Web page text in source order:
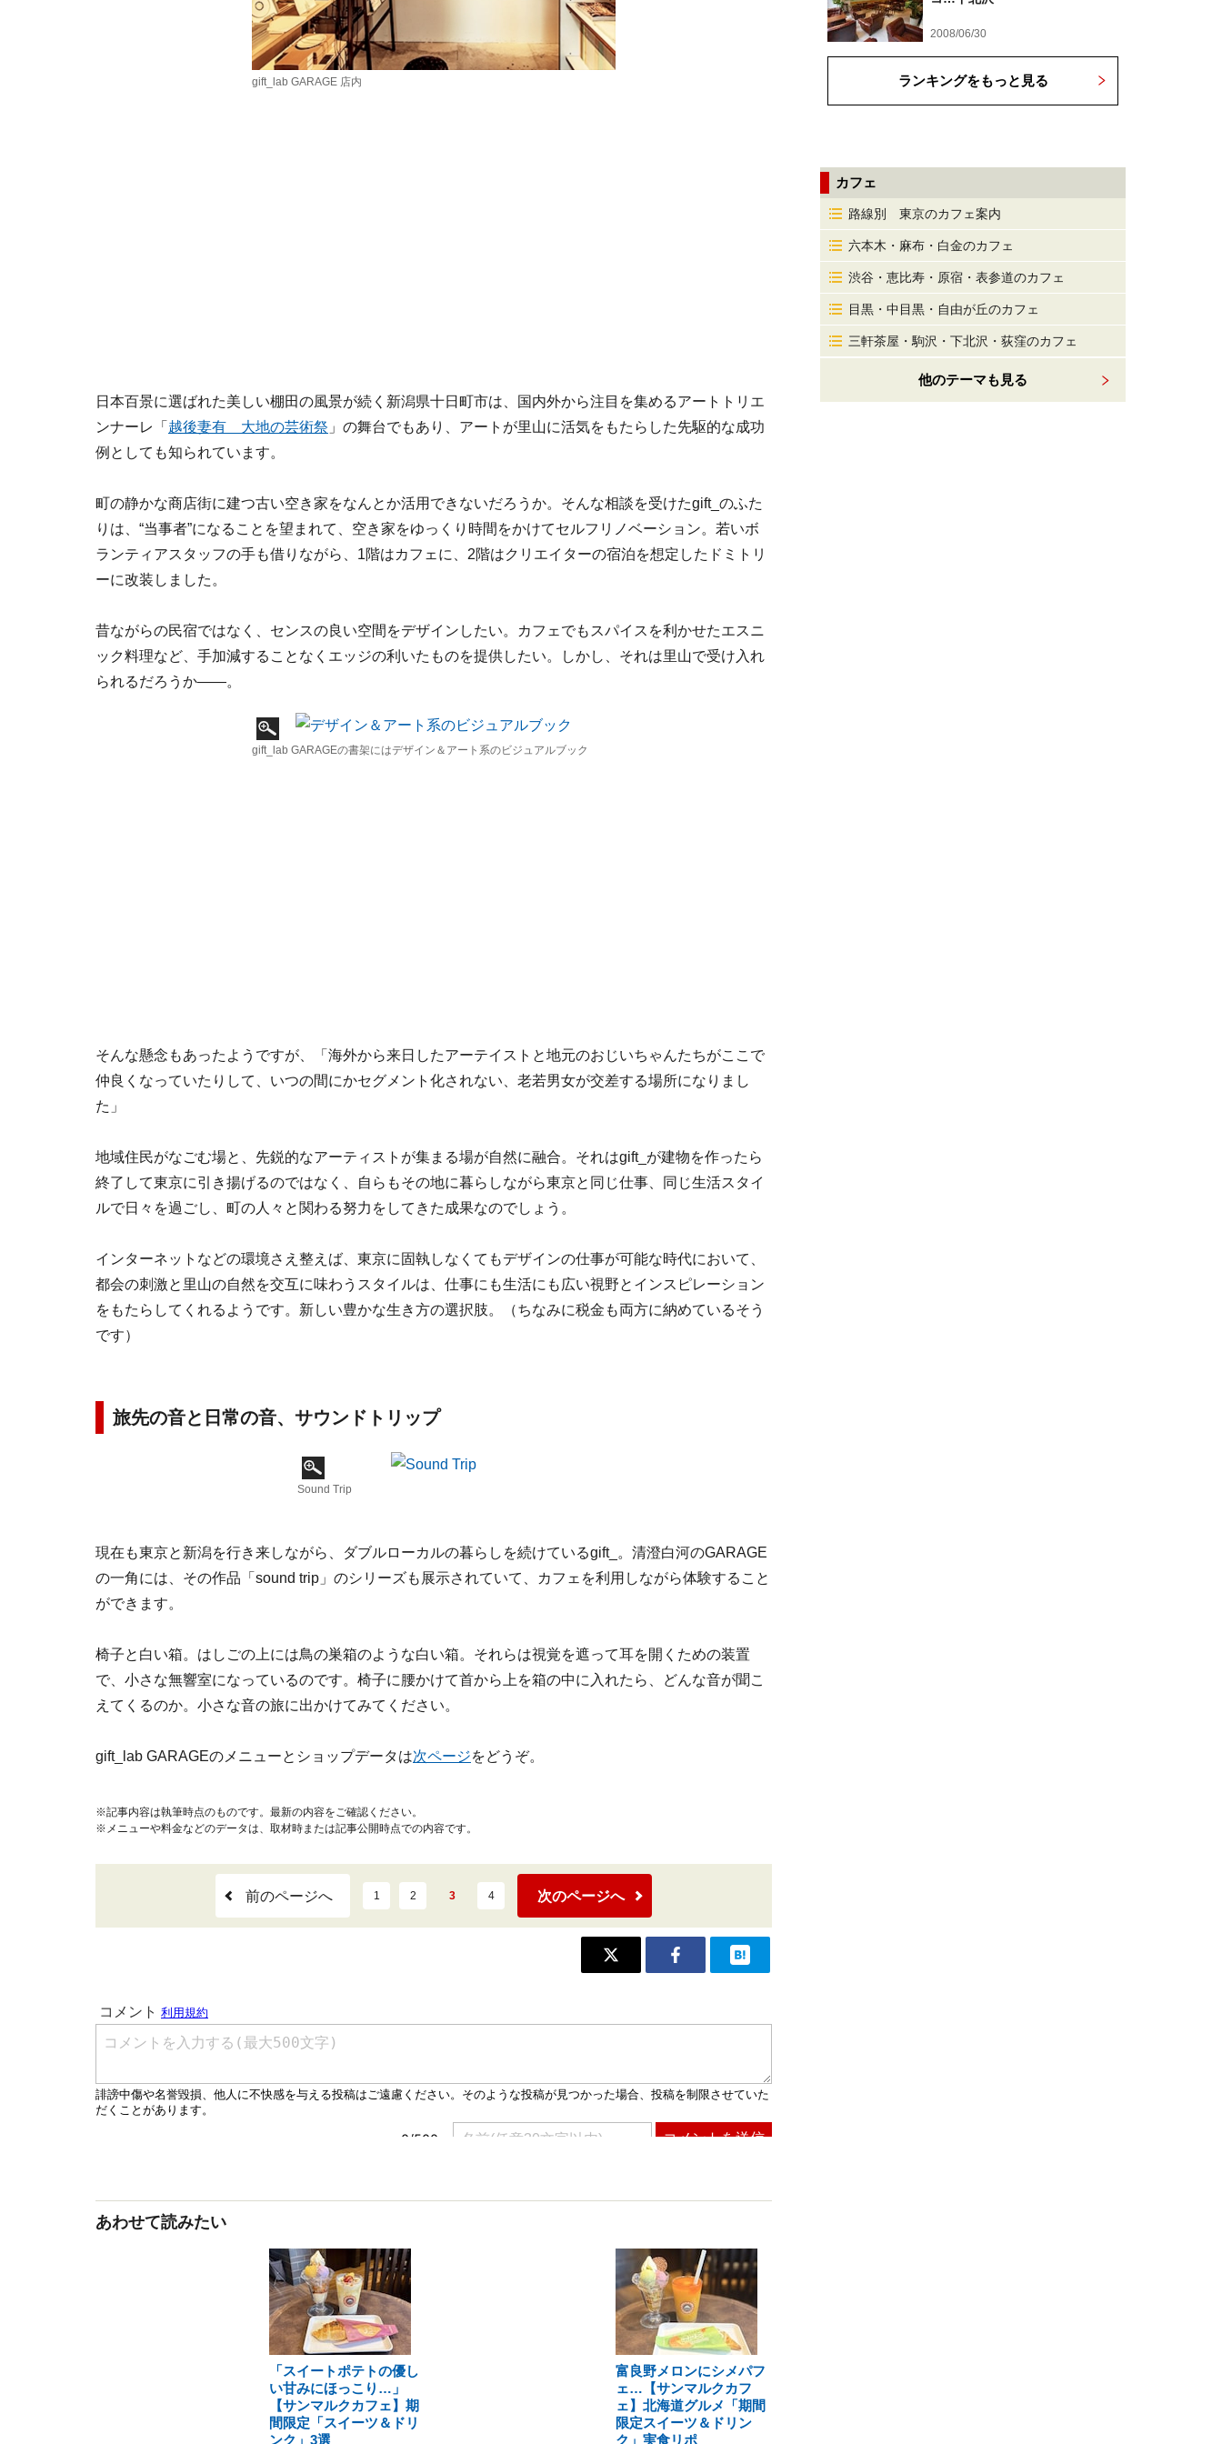
gift_lab GARAGE 店内
日本百景に選ばれた美しい棚田の風景が続く新潟県十日町市は、国内外から注目を集めるアートトリエ
ンナーレ「 越後妻有 大地の芸術祭 」の舞台でもあり、アートが里山に活気をもたらした先駆的な成功
例としても知られています。
町の静かな商店街に建つ古い空き家をなんとか活用できないだろうか。そんな相談を受けたgift_のふた
りは、“当事者”になることを望まれて、空き家をゆっくり時間をかけてセルフリノベーション。若いボ
ランティアスタッフの手も借りながら、1階はカフェに、2階はクリエイターの宿泊を想定したドミトリ
ーに改装しました。
昔ながらの民宿ではなく、センスの良い空間をデザインしたい。カフェでもスパイスを利かせたエスニ
ック料理など、手加減することなくエッジの利いたものを提供したい。しかし、それは里山で受け入れ
られるだろうか――。
gift_lab GARAGEの書架にはデザイン＆アート系のビジュアルブック
そんな懸念もあったようですが、「海外から来日したアーテイストと地元のおじいちゃんたちがここで
仲良くなっていたりして、いつの間にかセグメント化されない、老若男女が交差する場所になりまし
た」
地域住民がなごむ場と、先鋭的なアーティストが集まる場が自然に融合。それはgift_が建物を作ったら
終了して東京に引き揚げるのではなく、自らもその地に暮らしながら東京と同じ仕事、同じ生活スタイ
ルで日々を過ごし、町の人々と関わる努力をしてきた成果なのでしょう。
インターネットなどの環境さえ整えば、東京に固執しなくてもデザインの仕事が可能な時代において、
都会の刺激と里山の自然を交互に味わうスタイルは、仕事にも生活にも広い視野とインスピレーション
をもたらしてくれるようです。新しい豊かな生き方の選択肢。（ちなみに税金も両方に納めているそう
です）
旅先の音と日常の音、サウンドトリップ
Sound Trip
現在も東京と新潟を行き来しながら、ダブルローカルの暮らしを続けているgift_。清澄白河のGARAGE
の一角には、その作品「sound trip」のシリーズも展示されていて、カフェを利用しながら体験すること
ができます。
椅子と白い箱。はしごの上には鳥の巣箱のような白い箱。それらは視覚を遮って耳を開くための装置
で、小さな無響室になっているのです。椅子に腰かけて首から上を箱の中に入れたら、どんな音が聞こ
えてくるのか。小さな音の旅に出かけてみてください。
gift_lab GARAGEのメニューとショップデータは次ページをどうぞ。
※記事内容は執筆時点のものです。最新の内容をご確認ください。
※メニューや料金などのデータは、取材時または記事公開時点での内容です。
前のページへ 1 2 3 4 次のページへ
あわせて読みたい
「スイートポテトの優し
い甘みにほっこり…」
【サンマルクカフェ】期
間限定「スイーツ＆ドリ
ンク」3選
富良野メロンにシメパフ
ェ…【サンマルクカフ
ェ】北海道グルメ「期間
限定スイーツ＆ドリン
ク」実食リポ
2008/06/30
ランキングをもっと見る
カフェ
路線別 東京のカフェ案内
六本木・麻布・白金のカフェ
渋谷・恵比寿・原宿・表参道のカフェ
目黒・中目黒・自由が丘のカフェ
三軒茶屋・駒沢・下北沢・荻窪のカフェ
他のテーマも見る